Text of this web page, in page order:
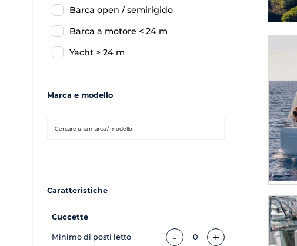
Barca open / semirigido
Barca a motore < 24 m
Yacht > 24 m
Marca e modello
Caratteristiche
Cuccette
Minimo di posti letto - 0 +